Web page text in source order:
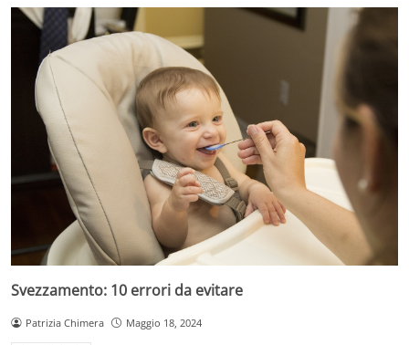
Svezzamento: 10 errori da evitare
Patrizia Chimera Maggio 18, 2024